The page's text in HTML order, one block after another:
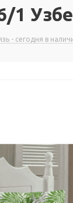
1
- сегодня в